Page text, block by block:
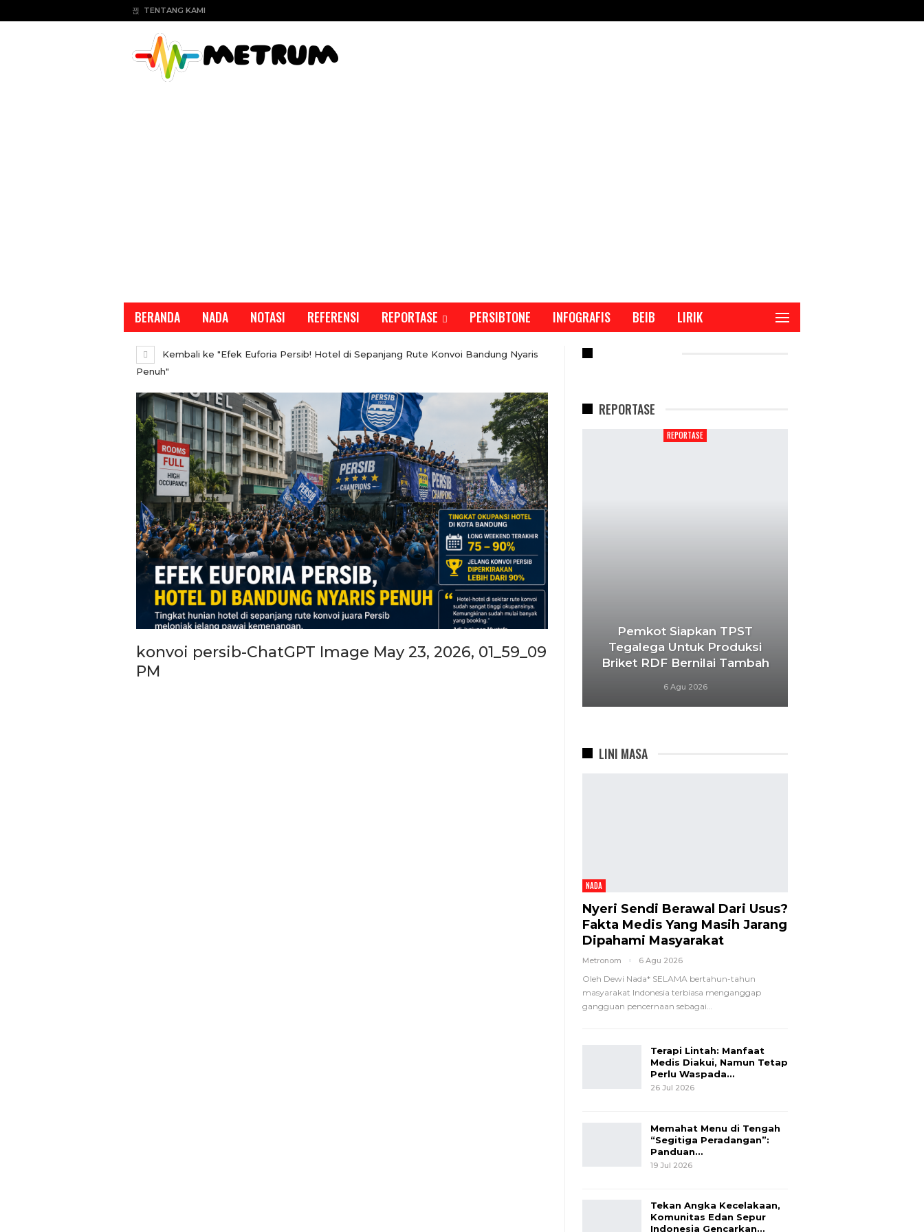
TENTANG KAMI
BERANDA NADA NOTASI REFERENSI REPORTASE PERSIBTONE INFOGRAFIS BEIB LIRIK
Kembali ke "Efek Euforia Persib! Hotel di Sepanjang Rute Konvoi Bandung Nyaris
Penuh"
konvoi persib-ChatGPT Image May 23, 2026, 01_59_09
PM
REPORTASE
REPORTASE
Pemkot Siapkan TPST
Tegalega Untuk Produksi
Briket RDF Bernilai Tambah
6 Agu 2026
LINI MASA
NADA
Nyeri Sendi Berawal Dari Usus?
Fakta Medis Yang Masih Jarang
Dipahami Masyarakat
Metronom 6 Agu 2026
Oleh Dewi Nada* SELAMA bertahun-tahun
masyarakat Indonesia terbiasa menganggap
gangguan pencernaan sebagai…
Terapi Lintah: Manfaat
Medis Diakui, Namun Tetap
Perlu Waspada…
26 Jul 2026
Memahat Menu di Tengah
“Segitiga Peradangan”:
Panduan…
19 Jul 2026
Tekan Angka Kecelakaan,
Komunitas Edan Sepur
Indonesia Gencarkan…